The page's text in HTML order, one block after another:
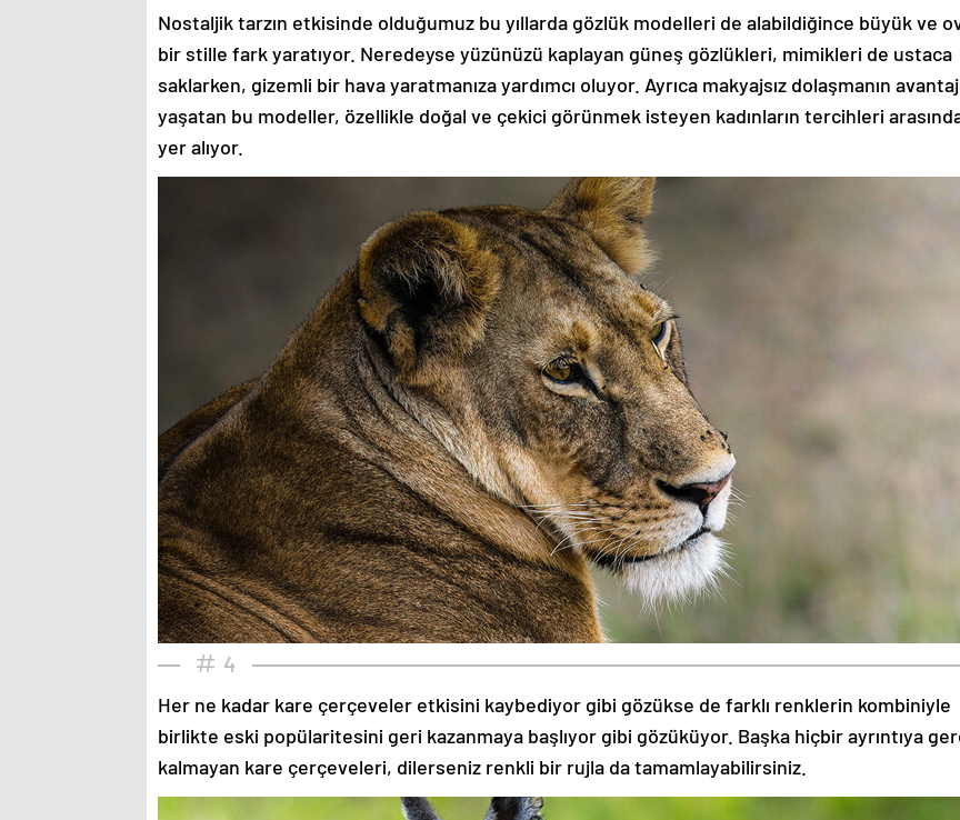
Nostaljik tarzın etkisinde olduğumuz bu yıllarda gözlük modelleri de alabildiğince büyük ve
bir stille fark yaratıyor. Neredeyse yüzünüzü kaplayan güneş gözlükleri, mimikleri de ustaca
saklarken, gizemli bir hava yaratmanıza yardımcı oluyor. Ayrıca makyajsız dolaşmanın
yaşatan bu modeller, özellikle doğal ve çekici görünmek isteyen kadınların tercihleri
yer alıyor.
4
Her ne kadar kare çerçeveler etkisini kaybediyor gibi gözükse de farklı renklerin kombiniyle
birlikte eski popülaritesini geri kazanmaya başlıyor gibi gözüküyor. Başka hiçbir ayrıntıya
kalmayan kare çerçeveleri, dilerseniz renkli bir rujla da tamamlayabilirsiniz.